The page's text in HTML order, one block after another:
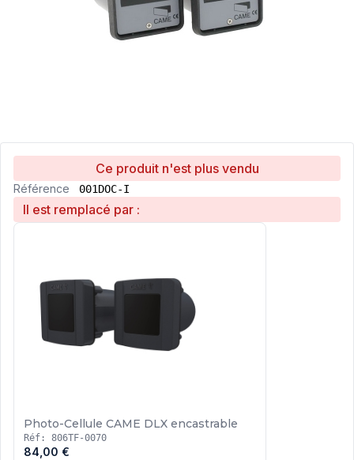
Ce produit n'est plus vendu
Référence 001DOC-I
Il est remplacé par :
Photo-Cellule CAME DLX encastrable
Réf: 806TF-0070
84,00 €